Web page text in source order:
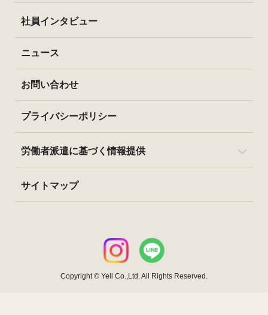
社員インタビュー
ニュース
お問い合わせ
プライバシーポリシー
労働者派遣に基づく情報提供
サイトマップ
Copyright © Yell Co.,Ltd. All Rights Reserved.